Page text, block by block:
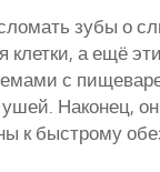
зубы о
клетки, а ещё
с
Наконец,
к быстрому